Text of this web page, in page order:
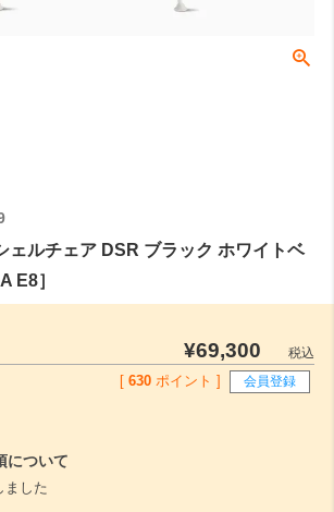
ェルチェア DSR ブラック ホワイトベ
E8］
¥69,300
税込
630 ポイント ] 会員登録
について
ました